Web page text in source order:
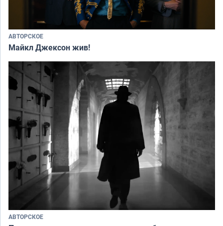
АВТОРСКОЕ
Майкл Джексон жив!
АВТОРСКОЕ